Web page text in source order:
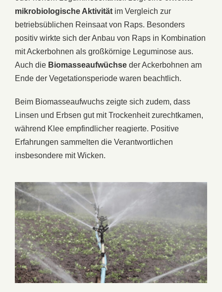
mikrobiologische Aktivität im Vergleich zur
betriebsüblichen Reinsaat von Raps. Besonders
positiv wirkte sich der Anbau von Raps in Kombination
mit Ackerbohnen als großkörnige Leguminose aus.
Auch die Biomasseaufwüchse der Ackerbohnen am
Ende der Vegetationsperiode waren beachtlich.
Beim Biomasseaufwuchs zeigte sich zudem, dass
Linsen und Erbsen gut mit Trockenheit zurechtkamen,
während Klee empfindlicher reagierte. Positive
Erfahrungen sammelten die Verantwortlichen
insbesondere mit Wicken.